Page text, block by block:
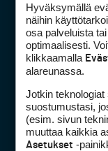
Hyväksymällä
näihin
osa palveluista
optimaalisesti.
klikkaamalla
alareunassa.
Jotkin
suostumustasi,
(esim. sivun
muuttaa kaikkia
Asetukset -